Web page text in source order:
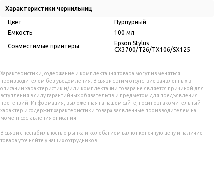
Характеристики чернильниц
Цвет
Пурпурный
Емкость
100 мл
Совместимые принтеры
Epson Stylus
CX3700/T26/TX106/SX125
Характеристики, содержание и комплектация товара могут изменяться
производителем без уведомления. В связи с этим отсутствие заявленных в
описании характеристик и/или комплектации товара не является причиной для
вступления в силу гарантийных обязательств и предметом для предъявления
претензий. Информация, выложенная на нашем сайте, носит ознакомительный
характер и содержит характеристики товара заявленные производителем на
момент составления описания.
В связи с нестабильностью рынка и колебанием валют конечную цену и наличие
товара уточняйте у наших сотрудников.